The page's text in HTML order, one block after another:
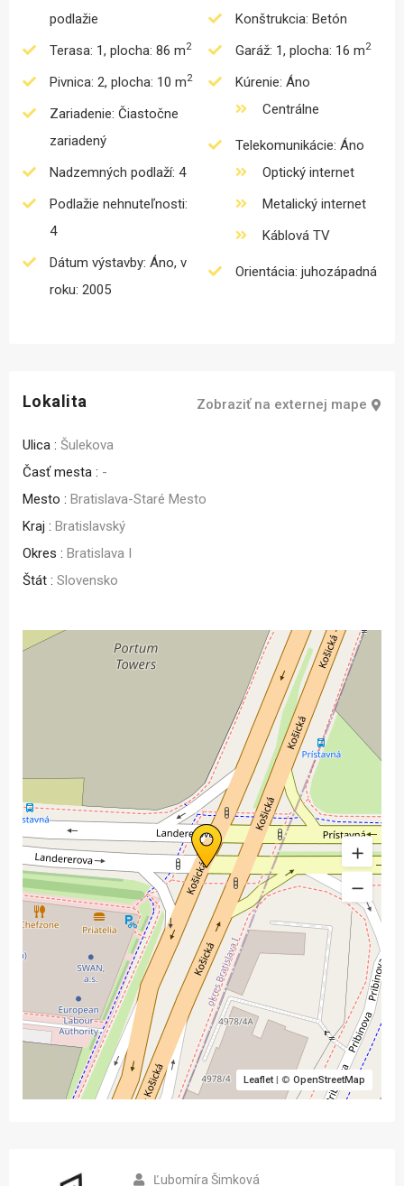
podlažie
Terasa: 1, plocha: 86 m2
Pivnica: 2, plocha: 10 m2
Zariadenie: Čiastočne
zariadený
Nadzemných podlaží: 4
Podlažie nehnuteľnosti:
4
Dátum výstavby: Áno, v
roku: 2005
Konštrukcia: Betón
Garáž: 1, plocha: 16 m2
Kúrenie: Áno
Centrálne
Telekomunikácie: Áno
Optický internet
Metalický internet
Káblová TV
Orientácia: juhozápadná
Lokalita Zobraziť na externej mape
Ulica : Šulekova
Časť mesta : -
Mesto : Bratislava-Staré Mesto
Kraj : Bratislavský
Okres : Bratislava I
Štát : Slovensko
Leaflet | © OpenStreetMap
Ľubomíra Šimková